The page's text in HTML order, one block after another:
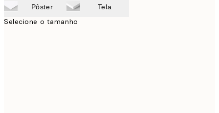
Pôster Tela
Selecione o tamanho